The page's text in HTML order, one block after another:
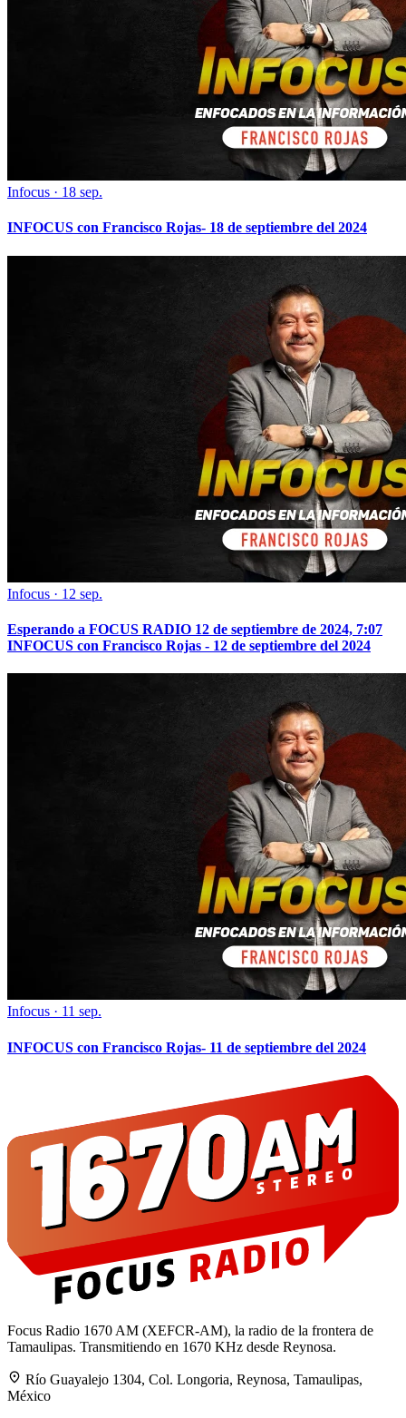
Infocus · 18 sep.
INFOCUS con Francisco Rojas- 18 de septiembre del 2024
Infocus · 12 sep.
Esperando a FOCUS RADIO 12 de septiembre de 2024, 7:07
INFOCUS con Francisco Rojas - 12 de septiembre del 2024
Infocus · 11 sep.
INFOCUS con Francisco Rojas- 11 de septiembre del 2024
Focus Radio 1670 AM (XEFCR-AM), la radio de la frontera de
Tamaulipas. Transmitiendo en 1670 KHz desde Reynosa.
Río Guayalejo 1304, Col. Longoria, Reynosa, Tamaulipas,
México